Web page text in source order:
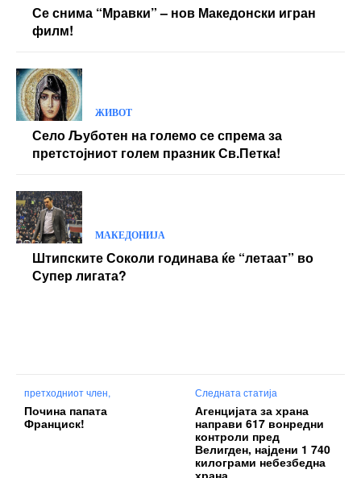
Се снима “Мравки” – нов Македонски игран
филм!
ЖИВОТ
Село Љуботен на големо се спрема за
претстојниот голем празник Св.Петка!
МАКЕДОНИЈА
Штипските Соколи годинава ќе “летаат” во
Супер лигата?
претходниот член,
Почина папата
Франциск!
Следната статија
Агенцијата за храна
направи 617 вонредни
контроли пред
Велигден, најдени 1 740
килограми небезбедна